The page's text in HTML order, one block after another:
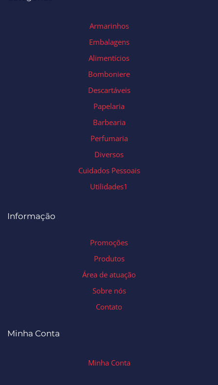
Armarinhos
Embalagens
Alimentícios
Bomboniere
Descartáveis
Papelaria
Barbearia
Perfumaria
Diversos
Cuidados Pessoais
Utilidades1
Informação
Promoções
Produtos
Área de atuação
Sobre nós
Contato
Minha Conta
Minha Conta